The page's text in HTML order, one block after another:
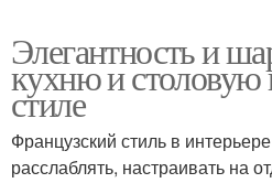
Элегантность и
кухню и столовую
стиле
Французский стиль в
расслаблять, настраивать на